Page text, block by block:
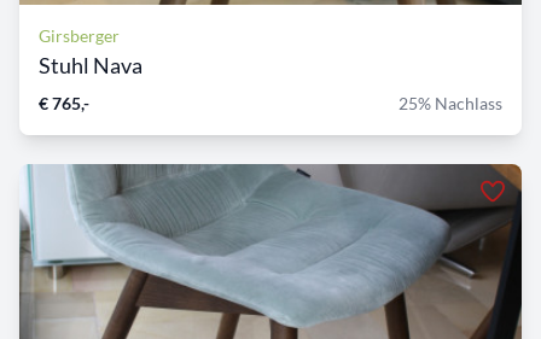
Girsberger
Stuhl Nava
€ 765,- 25% Nachlass